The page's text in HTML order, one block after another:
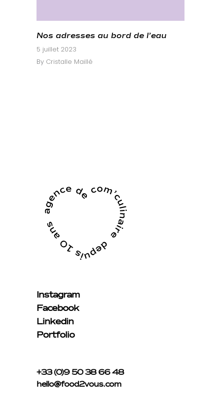
Nos adresses au bord de l’eau
5 juillet 2023
By Cristalle Maillé
Instagram
Facebook
Linkedin
Portfolio
+33 (0)9 50 38 66 48
hello@food2vous.com